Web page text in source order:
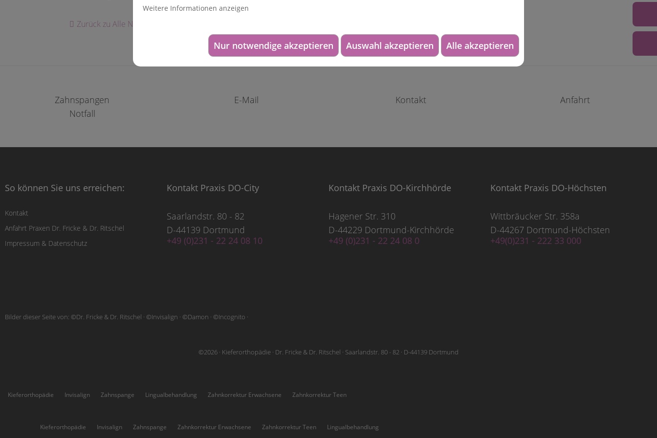
Weitere Informationen anzeigen
Nur notwendige akzeptieren Auswahl akzeptieren Alle akzeptieren
Zurück zu Alle News
Zahnspangen
Notfall
E-Mail Kontakt Anfahrt
So können Sie uns erreichen:
Kontakt
Anfahrt Praxen Dr. Fricke & Dr. Ritschel
Impressum & Datenschutz
Kontakt Praxis DO-City
Saarlandstr. 80 - 82
D-44139 Dortmund
+49 (0)231 - 22 24 08 10
Kontakt Praxis DO-Kirchhörde
Hagener Str. 310
D-44229 Dortmund-Kirchhörde
+49 (0)231 - 22 24 08 0
Kontakt Praxis DO-Höchsten
Wittbräucker Str. 358a
D-44267 Dortmund-Höchsten
+49(0)231 - 222 33 000
Bilder dieser Seite von: ©Dr. Fricke & Dr. Ritschel · ©Invisalign · ©Damon · ©Incognito ·
©2026 · Kieferorthopädie · Dr. Fricke & Dr. Ritschel · Saarlandstr. 80 - 82 · D-44139 Dortmund
Kieferorthopädie Invisalign Zahnspange Lingualbehandlung Zahnkorrektur Erwachsene Zahnkorrektur Teen
Kieferorthopädie Invisalign Zahnspange Zahnkorrektur Erwachsene Zahnkorrektur Teen Lingualbehandlung